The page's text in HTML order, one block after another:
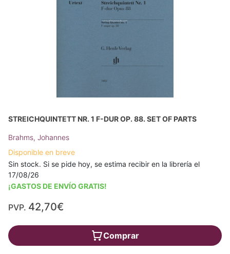
STREICHQUINTETT NR. 1 F-DUR OP. 88. SET OF PARTS
Brahms, Johannes
Disponible en breve
Sin stock. Si se pide hoy, se estima recibir en la librería el
17/08/26
¡GASTOS DE ENVÍO GRATIS!
PVP. 42,70€
Comprar